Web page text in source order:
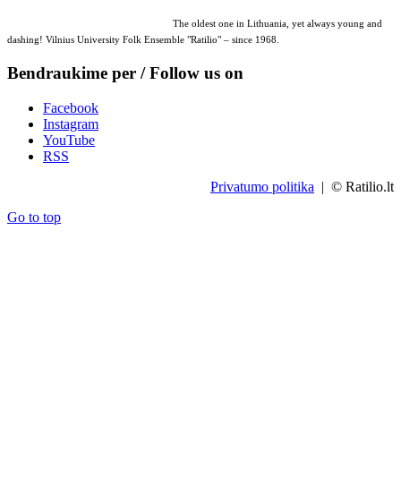
The oldest one in Lithuania, yet always young and
dashing! Vilnius University Folk Ensemble "Ratilio" – since 1968.
Bendraukime per / Follow us on
Facebook
Instagram
YouTube
RSS
Privatumo politika | © Ratilio.lt
Go to top